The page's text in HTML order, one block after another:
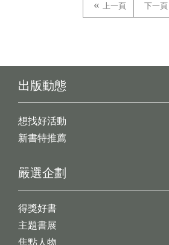
上一頁 下一頁
出版動態
想找好活動
新書特推薦
嚴選企劃
得獎好書
主題書展
焦點人物